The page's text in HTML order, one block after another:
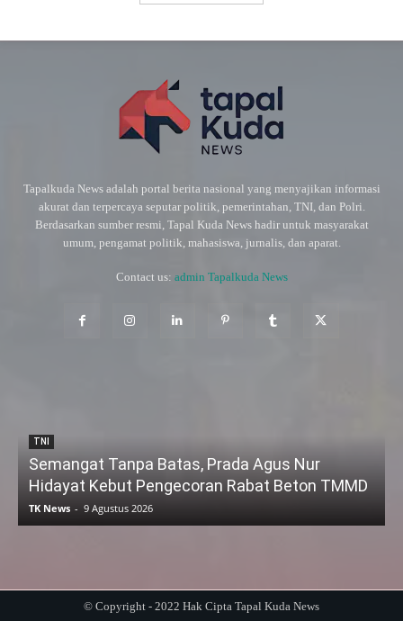
Tapalkuda News adalah portal berita nasional yang menyajikan informasi
akurat dan terpercaya seputar politik, pemerintahan, TNI, dan Polri.
Berdasarkan sumber resmi, Tapal Kuda News hadir untuk masyarakat
umum, pengamat politik, mahasiswa, jurnalis, dan aparat.
Contact us: admin Tapalkuda News
TNI
Semangat Tanpa Batas, Prada Agus Nur
Hidayat Kebut Pengecoran Rabat Beton TMMD
TK News - 9 Agustus 2026
© Copyright - 2022 Hak Cipta Tapal Kuda News